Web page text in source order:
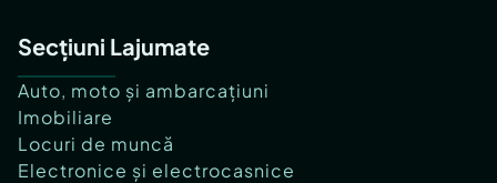
Secțiuni Lajumate
Auto, moto și ambarcațiuni
Imobiliare
Locuri de muncă
Electronice și electrocasnice